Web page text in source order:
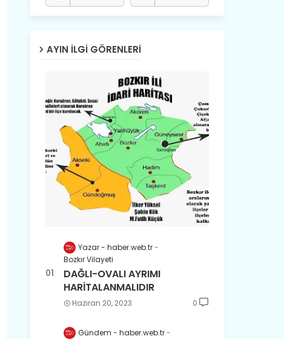
AYIN İLGI GÖRENLERI
Yazar - haber.web.tr
Bozkır Vilayeti
DAĞLI-OVALI AYRIMI
HARİTALANMALIDIR
Haziran 20, 2023 0
Gündem - haber.web.tr